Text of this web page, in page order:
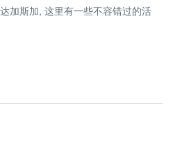
加斯加, 这里有一些不容错过的活